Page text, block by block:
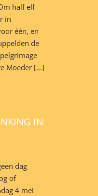
half elf
in
één, en
de
Moeder [...]
IN
dag
of
4 mei